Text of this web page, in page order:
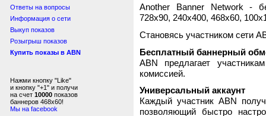
Ответы на вопросы
Информация о сети
Выкуп показов
Розыгрыш показов
Купить показы в ABN
Нажми кнопку "Like"
и кнопку "+1" и получи
на счет 10000 показов
баннеров 468x60!
Мы на facebook
Another Banner Network -
728x90, 240x400, 468x60,
Становясь участником сети
Бесплатный баннерный
ABN предлагает
комиссией.
Универсальный аккаунт
Каждый участник ABN
позволяющий быстро